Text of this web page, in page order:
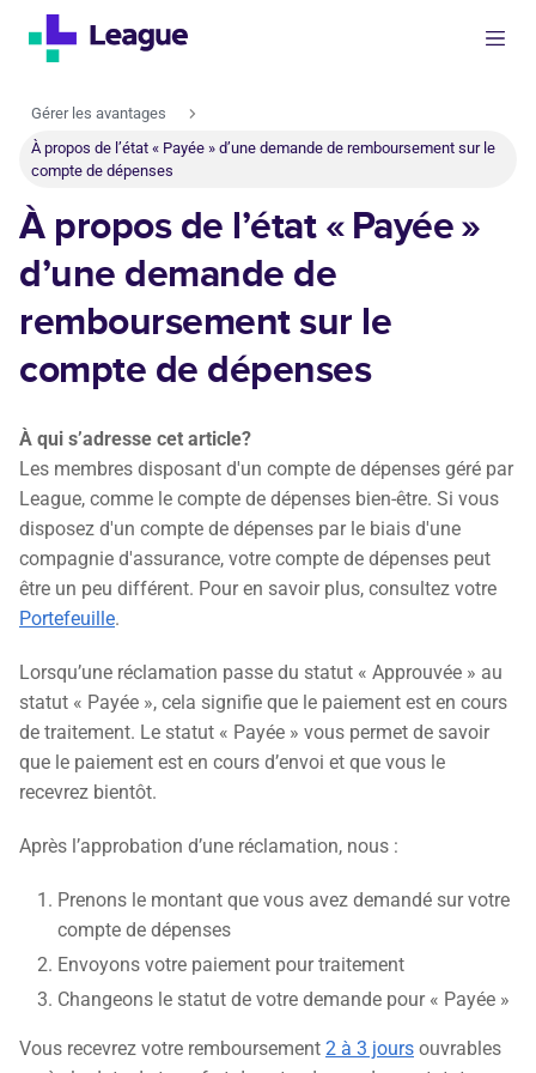
Gérer les avantages
À propos de l’état « Payée » d’une demande de remboursement sur le
compte de dépenses
À propos de l’état « Payée »
d’une demande de
remboursement sur le
compte de dépenses
À qui s’adresse cet article?
Les membres disposant d'un compte de dépenses géré par
League, comme le compte de dépenses bien-être. Si vous
disposez d'un compte de dépenses par le biais d'une
compagnie d'assurance, votre compte de dépenses peut
être un peu différent. Pour en savoir plus, consultez votre
Portefeuille.
Lorsqu’une réclamation passe du statut « Approuvée » au
statut « Payée », cela signifie que le paiement est en cours
de traitement. Le statut « Payée » vous permet de savoir
que le paiement est en cours d’envoi et que vous le
recevrez bientôt.
Après l’approbation d’une réclamation, nous :
Prenons le montant que vous avez demandé sur votre
compte de dépenses
Envoyons votre paiement pour traitement
Changeons le statut de votre demande pour « Payée »
Vous recevrez votre remboursement 2 à 3 jours ouvrables